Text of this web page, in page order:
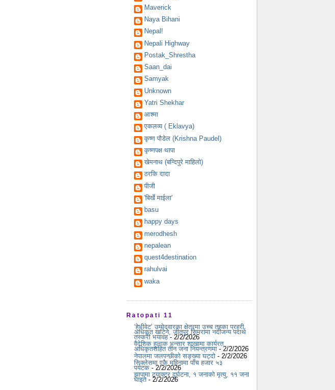
Maverick
Naya Bihani
Nepal!
Nepali Highway
Postak_Shrestha
Saan_dai
Samyak
Unknown
Yatri Shekhar
आश्मा
एकलव्य ( Eklavya)
कृष्ण पौडेल (Krishna Paudel)
कृष्णपक्ष थापा
खेमनाथ (बन्दिपुरे माहिलो)
ठरकि दादा
पीजी
'बिर्खे माईला'
basu
happy days
merodhesh
nepalean
quest4destination
rahulvai
waka
Ratopati 11
‘हेभीवेट’ उम्मेदवारका क्षेत्रमा उच्च तहका प्रहरी
अधिकृत खटिने, जीतपुर सिमरामा नदीजन्य पदार्थ
तस्करी भयावह- 2/2/2026
वैदेशिक हुलाक भन्सार शाखामा कार्यरत
अधिकृतसहित तीन जना नियन्त्रणमा - 2/2/2026
नेपालमा जलपन्छीको सङ्ख्या घट्दो - 2/2/2026
सिक्लेसमा एकै महिनामा पाँच हजार ५३
पर्यटक - 2/2/2026
झापामा ट्र्याक्टर दुर्घटना, १ जनाको मृत्यु, ११ जना
घाइते- 2/2/2026